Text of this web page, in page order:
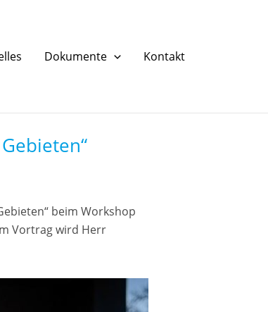
Dokumente Kontakt
beim Workshop
Vortrag wird Herr